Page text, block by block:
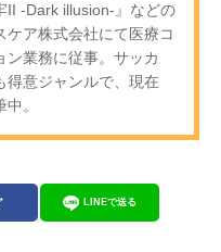
II -Dark illusion-』などの
ケア株式会社にて医療コ
ン業務に従事。サッカ
得意ジャンルで、現在
。
LINEで送る